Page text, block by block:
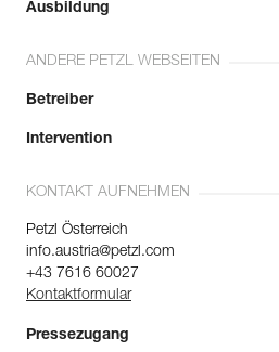
Ausbildung
ANDERE PETZL WEBSEITEN
Betreiber
Intervention
KONTAKT AUFNEHMEN
Petzl Österreich
info.austria@petzl.com
+43 7616 60027
Kontaktformular
Pressezugang